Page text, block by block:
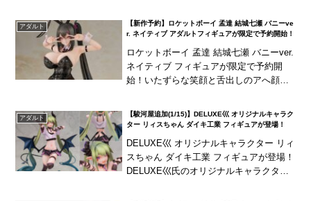
アダルト
【新作予約】ロケットボーイ 孟達 結城七瀬 バニーve
r. ネイティブ アダルトフィギュアが限定で予約開始！
ロケットボーイ 孟達 結城七瀬 バニーver.
ネイティブ フィギュアが限定で予約開
始！いたずらな笑顔と舌出しのアへ顔の2
アダルト
【駿河屋追加(1/15)】DELUXE巛 オリジナルキャラク
ター リィスちゃん ダイキ工業 フィギュアが登場！
DELUXE巛 オリジナルキャラクター リィ
スちゃん ダイキ工業 フィギュアが登場！
DELUXE巛氏のオリジナルキャラクター